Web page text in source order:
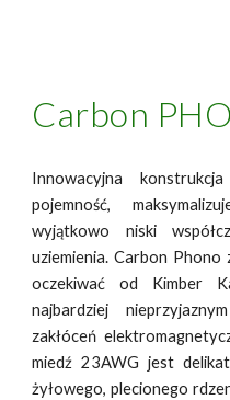
Carbon
Innowacyjna
pojemność,
wyjątkowo niski
uziemienia. Carbon Phono
oczekiwać od Kimber
najbardziej
zakłóceń
miedź 23AWG jest
żyłowego, plecionego